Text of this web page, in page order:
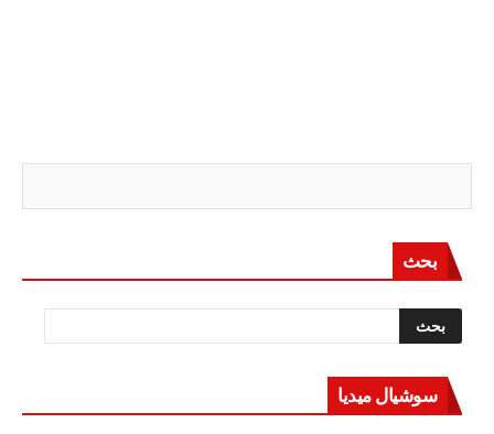
بحث
سوشيال ميديا